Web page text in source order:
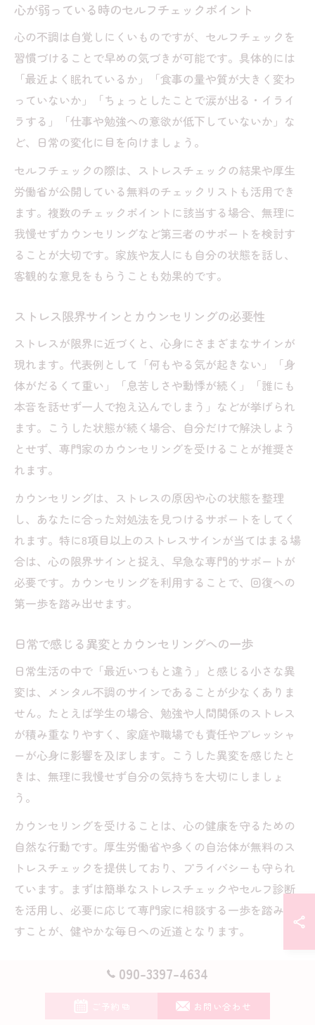
心が弱っている時のセルフチェックポイント
心の不調は自覚しにくいものですが、セルフチェックを
習慣づけることで早めの気づきが可能です。具体的には
「最近よく眠れているか」「食事の量や質が大きく変わ
っていないか」「ちょっとしたことで涙が出る・イライ
ラする」「仕事や勉強への意欲が低下していないか」な
ど、日常の変化に目を向けましょう。
セルフチェックの際は、ストレスチェックの結果や厚生
労働省が公開している無料のチェックリストも活用でき
ます。複数のチェックポイントに該当する場合、無理に
我慢せずカウンセリングなど第三者のサポートを検討す
ることが大切です。家族や友人にも自分の状態を話し、
客観的な意見をもらうことも効果的です。
ストレス限界サインとカウンセリングの必要性
ストレスが限界に近づくと、心身にさまざまなサインが
現れます。代表例として「何もやる気が起きない」「身
体がだるくて重い」「息苦しさや動悸が続く」「誰にも
本音を話せず一人で抱え込んでしまう」などが挙げられ
ます。こうした状態が続く場合、自分だけで解決しよう
とせず、専門家のカウンセリングを受けることが推奨さ
れます。
カウンセリングは、ストレスの原因や心の状態を整理
し、あなたに合った対処法を見つけるサポートをしてく
れます。特に8項目以上のストレスサインが当てはまる場
合は、心の限界サインと捉え、早急な専門的サポートが
必要です。カウンセリングを利用することで、回復への
第一歩を踏み出せます。
日常で感じる異変とカウンセリングへの一歩
日常生活の中で「最近いつもと違う」と感じる小さな異
変は、メンタル不調のサインであることが少なくありま
せん。たとえば学生の場合、勉強や人間関係のストレス
が積み重なりやすく、家庭や職場でも責任やプレッシャ
ーが心身に影響を及ぼします。こうした異変を感じたと
きは、無理に我慢せず自分の気持ちを大切にしましょ
う。
カウンセリングを受けることは、心の健康を守るための
自然な行動です。厚生労働省や多くの自治体が無料のス
トレスチェックを提供しており、プライバシーも守られ
ています。まずは簡単なストレスチェックやセルフ診断
を活用し、必要に応じて専門家に相談する一歩を踏み出
すことが、健やかな毎日への近道となります。
ストレスチェック義務化の意義とカ
ウンセリングの役割
090-3397-4634
ご予約 お問い合わせ